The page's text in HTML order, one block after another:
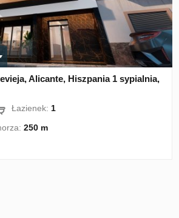
Alicante, Hiszpania 1 sypialnia,
Łazienek: 1
250 m